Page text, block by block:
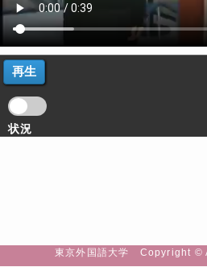
状況
東京外国語大学 Copyright ©